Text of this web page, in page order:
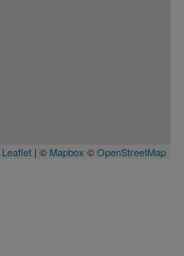
Leaflet | © Mapbox ©OpenStreetMap